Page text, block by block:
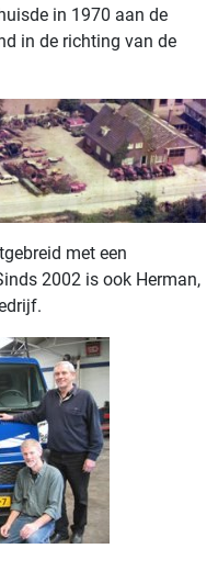
in 1970 aan de
in de richting van de
met een
2002 is ook Herman,